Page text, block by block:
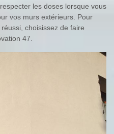
les doses lorsque vous
vos murs extérieurs. Pour
choisissez de faire
47.